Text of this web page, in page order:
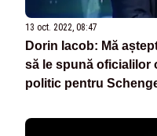
13 oct. 2022, 08:47
Dorin Iacob: Mă
să le spună oficialilor
politic pentru